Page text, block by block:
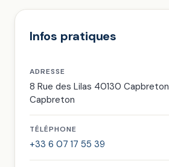
Infos pratiques
ADRESSE
8 Rue des Lilas 40130 Capbreton
Capbreton
TÉLÉPHONE
+33 6 07 17 55 39